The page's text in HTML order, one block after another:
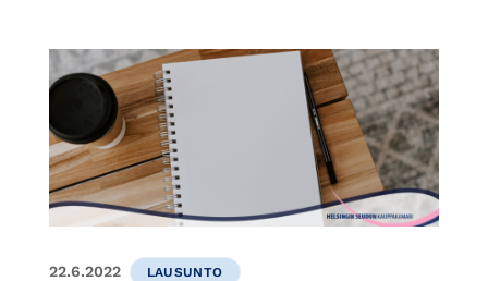
22.6.2022 LAUSUNTO